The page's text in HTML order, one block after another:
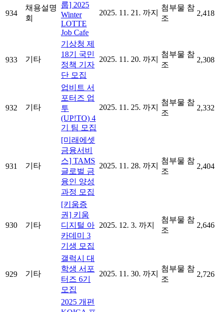
934
채용설명
회
룹] 2025
Winter
LOTTE
Job Cafe
2025. 11. 21. 까지
첨부물 참
조
2,418
933 기타
기상청 제
18기 국민
정책 기자
단 모집
2025. 11. 20. 까지
첨부물 참
조
2,308
932 기타
업비트 서
포터즈 업
투
(UP!TO) 4
기 팀 모집
2025. 11. 25. 까지
첨부물 참
조
2,332
931 기타
[미래에셋
금융서비
스] TAMS
글로벌 금
융인 양성
과정 모집
2025. 11. 28. 까지
첨부물 참
조
2,404
930 기타
[키움증
권] 키움
디지털 아
카데미 3
기생 모집
2025. 12. 3. 까지
첨부물 참
조
2,646
929 기타
갤럭시 대
학생 서포
터즈 6기
모집
2025. 11. 30. 까지
첨부물 참
조
2,726
2025 개편